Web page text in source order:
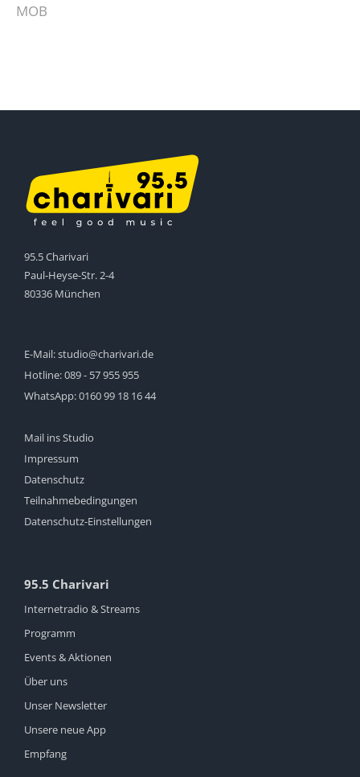
MOB
95.5 Charivari
Paul-Heyse-Str. 2-4
80336 München
E-Mail:studio@charivari.de
Hotline:089 - 57 955 955
WhatsApp:0160 99 18 16 44
Mail ins Studio
Impressum
Datenschutz
Teilnahmebedingungen
Datenschutz-Einstellungen
95.5 Charivari
Internetradio & Streams
Programm
Events & Aktionen
Über uns
Unser Newsletter
Unsere neue App
Empfang